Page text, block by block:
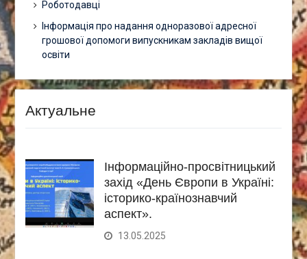
Роботодавці
Інформація про надання одноразової адресної
грошової допомоги випускникам закладів вищої
освіти
Актуальне
Інформаційно-просвітницький
захід «День Європи в Україні:
історико-країнознавчий
аспект».
13.05.2025